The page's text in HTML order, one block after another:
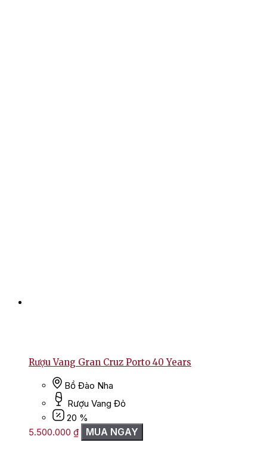
Rượu Vang Gran Cruz Porto 40 Years
Bồ Đào Nha
Rượu Vang Đỏ
20 %
5.500.000 ₫ MUA NGAY